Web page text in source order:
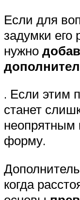
Если для
задумки его
нужно
. Если этим
станет
неопрятным
форму.
когда